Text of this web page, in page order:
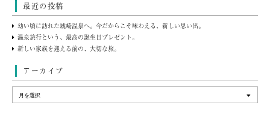
最近の投稿
幼い頃に訪れた城崎温泉へ。今だからこそ味わえる、新しい思い出。
温泉旅行という、最高の誕生日プレゼント。
新しい家族を迎える前の、大切な旅。
アーカイブ